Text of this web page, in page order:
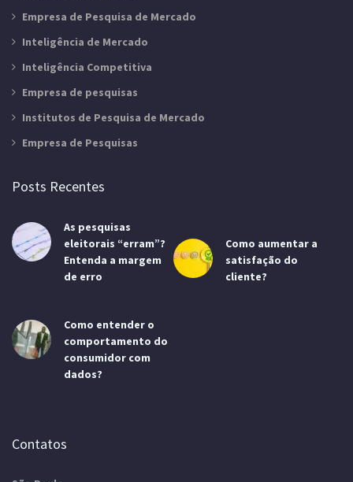
Empresa de Pesquisa de Mercado
Inteligência de Mercado
Inteligência Competitiva
Empresa de pesquisas
Institutos de Pesquisa de Mercado
Empresa de Pesquisas
Posts Recentes
As pesquisas
eleitorais “erram”?
Entenda a margem
de erro
Como aumentar a
satisfação do
cliente?
Como entender o
comportamento do
consumidor com
dados?
Contatos